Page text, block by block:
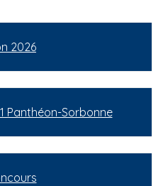
2026
Panthéon-Sorbonne